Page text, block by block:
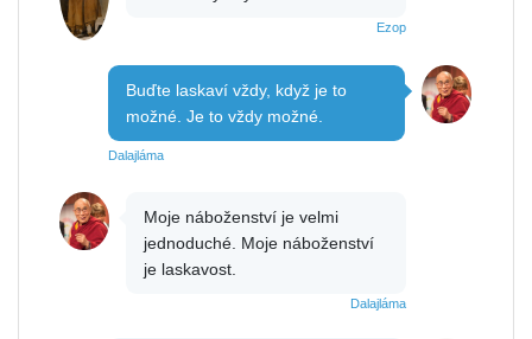
Ezop
Buďte laskaví vždy, když je to
možné. Je to vždy možné.
Dalajláma
Moje náboženství je velmi
jednoduché. Moje náboženství
je laskavost.
Dalajláma